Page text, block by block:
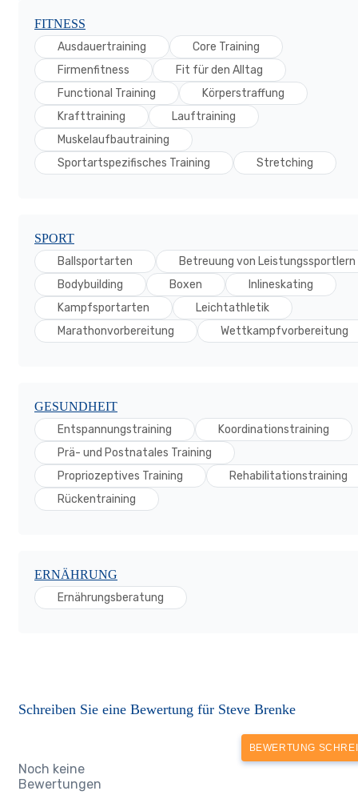
FITNESS
Ausdauertraining
Core Training
Firmenfitness
Fit für den Alltag
Functional Training
Körperstraffung
Krafttraining
Lauftraining
Muskelaufbautraining
Sportartspezifisches Training
Stretching
SPORT
Ballsportarten
Betreuung von Leistungssportlern
Bodybuilding
Boxen
Inlineskating
Kampfsportarten
Leichtathletik
Marathonvorbereitung
Wettkampfvorbereitung
GESUNDHEIT
Entspannungstraining
Koordinationstraining
Prä- und Postnatales Training
Propriozeptives Training
Rehabilitationstraining
Rückentraining
ERNÄHRUNG
Ernährungsberatung
Schreiben Sie eine Bewertung für Steve Brenke
BEWERTUNG
Noch keine
Bewertungen